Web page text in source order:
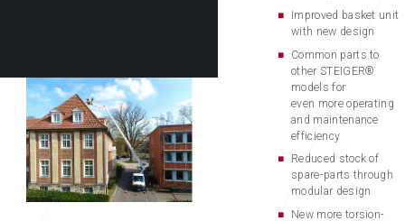
Improved basket unit
with new design
Common parts to
other STEIGER®
models for
even more operating
and maintenance
efficiency
Reduced stock of
spare-parts through
modular design
New more torsion-